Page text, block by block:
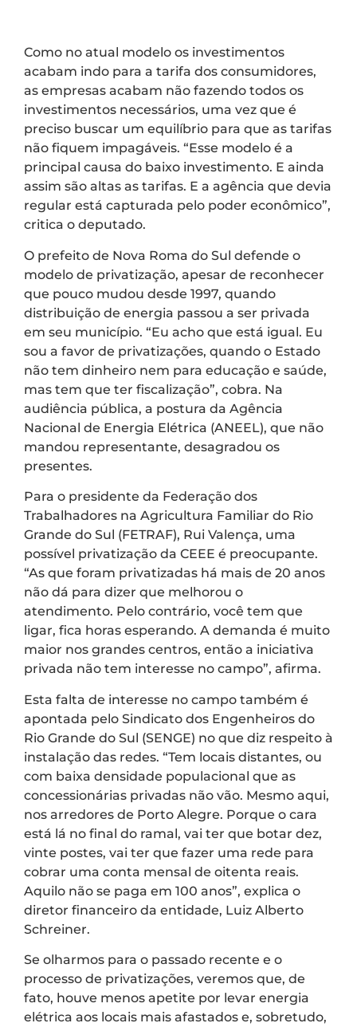
Como no atual modelo os investimentos
acabam indo para a tarifa dos consumidores,
as empresas acabam não fazendo todos os
investimentos necessários, uma vez que é
preciso buscar um equilíbrio para que as tarifas
não fiquem impagáveis. “Esse modelo é a
principal causa do baixo investimento. E ainda
assim são altas as tarifas. E a agência que devia
regular está capturada pelo poder econômico”,
critica o deputado.
O prefeito de Nova Roma do Sul defende o
modelo de privatização, apesar de reconhecer
que pouco mudou desde 1997, quando
distribuição de energia passou a ser privada
em seu município. “Eu acho que está igual. Eu
sou a favor de privatizações, quando o Estado
não tem dinheiro nem para educação e saúde,
mas tem que ter fiscalização”, cobra. Na
audiência pública, a postura da Agência
Nacional de Energia Elétrica (ANEEL), que não
mandou representante, desagradou os
presentes.
Para o presidente da Federação dos
Trabalhadores na Agricultura Familiar do Rio
Grande do Sul (FETRAF), Rui Valença, uma
possível privatização da CEEE é preocupante.
“As que foram privatizadas há mais de 20 anos
não dá para dizer que melhorou o
atendimento. Pelo contrário, você tem que
ligar, fica horas esperando. A demanda é muito
maior nos grandes centros, então a iniciativa
privada não tem interesse no campo”, afirma.
Esta falta de interesse no campo também é
apontada pelo Sindicato dos Engenheiros do
Rio Grande do Sul (SENGE) no que diz respeito à
instalação das redes. “Tem locais distantes, ou
com baixa densidade populacional que as
concessionárias privadas não vão. Mesmo aqui,
nos arredores de Porto Alegre. Porque o cara
está lá no final do ramal, vai ter que botar dez,
vinte postes, vai ter que fazer uma rede para
cobrar uma conta mensal de oitenta reais.
Aquilo não se paga em 100 anos”, explica o
diretor financeiro da entidade, Luiz Alberto
Schreiner.
Se olharmos para o passado recente e o
processo de privatizações, veremos que, de
fato, houve menos apetite por levar energia
elétrica aos locais mais afastados e, sobretudo,